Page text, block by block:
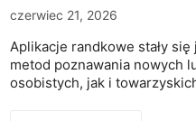
czerwiec 21, 2026
Aplikacje randkowe stały
metod poznawania nowych
osobistych, jak i